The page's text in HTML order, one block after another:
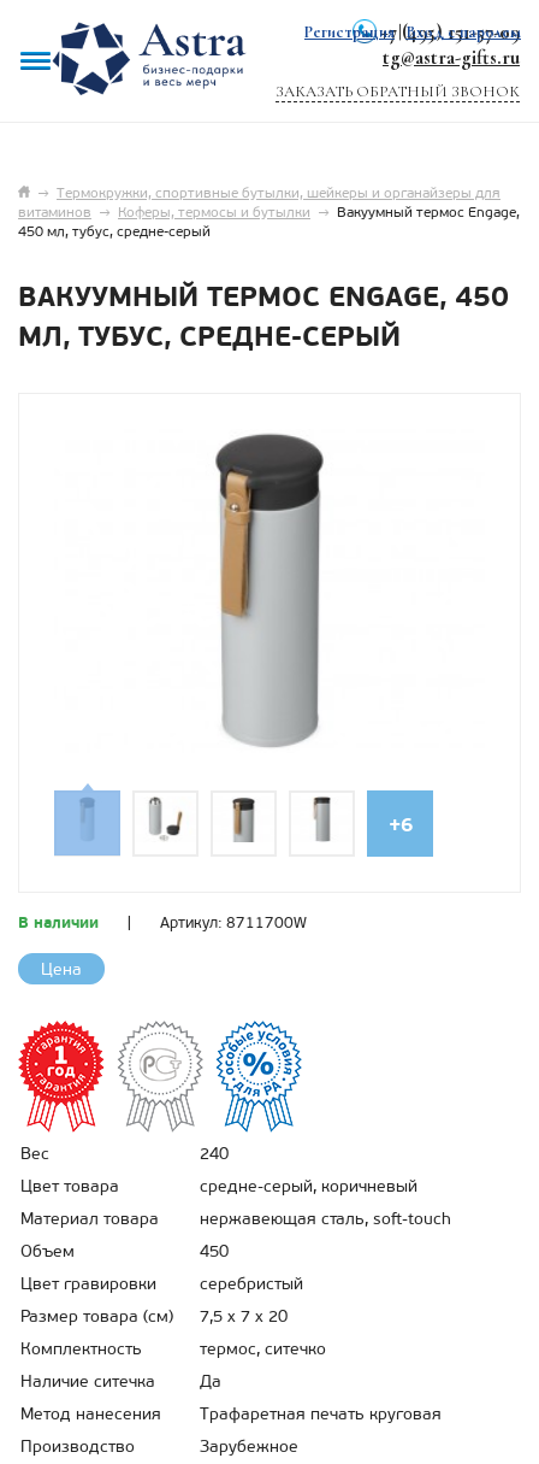
+7 (495) 151-57-09
tg@astra-gifts.ru
ЗАКАЗАТЬ ОБРАТНЫЙ ЗВОНОК
Регистрация Вход с паролем
→ Термокружки, спортивные бутылки, шейкеры и органайзеры для
витаминов → Коферы, термосы и бутылки → Вакуумный термос Engage,
450 мл, тубус, средне-серый
ВАКУУМНЫЙ ТЕРМОС ENGAGE, 450
МЛ, ТУБУС, СРЕДНЕ-СЕРЫЙ
+6
В наличии Артикул: 8711700W
Цена
Вес
240
Цвет товара
средне-серый, коричневый
Материал товара
нержавеющая сталь, soft-touch
Объем
450
Цвет гравировки
серебристый
Размер товара (см)
7,5 х 7 х 20
Комплектность
термос, ситечко
Наличие ситечка
Да
Метод нанесения
Трафаретная печать круговая
Производство
Зарубежное